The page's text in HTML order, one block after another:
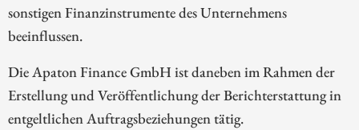
sonstigen Finanzinstrumente des Unternehmens
beeinflussen.
Die Apaton Finance GmbH ist daneben im Rahmen der
Erstellung und Veröffentlichung der Berichterstattung in
entgeltlichen Auftragsbeziehungen tätig.